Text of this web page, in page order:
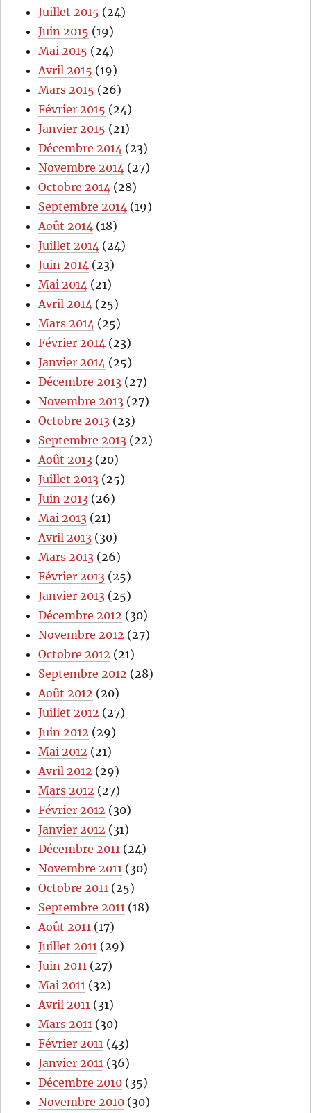
Juillet 2015 (24)
Juin 2015 (19)
Mai 2015 (24)
Avril 2015 (19)
Mars 2015 (26)
Février 2015 (24)
Janvier 2015 (21)
Décembre 2014 (23)
Novembre 2014 (27)
Octobre 2014 (28)
Septembre 2014 (19)
Août 2014 (18)
Juillet 2014 (24)
Juin 2014 (23)
Mai 2014 (21)
Avril 2014 (25)
Mars 2014 (25)
Février 2014 (23)
Janvier 2014 (25)
Décembre 2013 (27)
Novembre 2013 (27)
Octobre 2013 (23)
Septembre 2013 (22)
Août 2013 (20)
Juillet 2013 (25)
Juin 2013 (26)
Mai 2013 (21)
Avril 2013 (30)
Mars 2013 (26)
Février 2013 (25)
Janvier 2013 (25)
Décembre 2012 (30)
Novembre 2012 (27)
Octobre 2012 (21)
Septembre 2012 (28)
Août 2012 (20)
Juillet 2012 (27)
Juin 2012 (29)
Mai 2012 (21)
Avril 2012 (29)
Mars 2012 (27)
Février 2012 (30)
Janvier 2012 (31)
Décembre 2011 (24)
Novembre 2011 (30)
Octobre 2011 (25)
Septembre 2011 (18)
Août 2011 (17)
Juillet 2011 (29)
Juin 2011 (27)
Mai 2011 (32)
Avril 2011 (31)
Mars 2011 (30)
Février 2011 (43)
Janvier 2011 (36)
Décembre 2010 (35)
Novembre 2010 (30)